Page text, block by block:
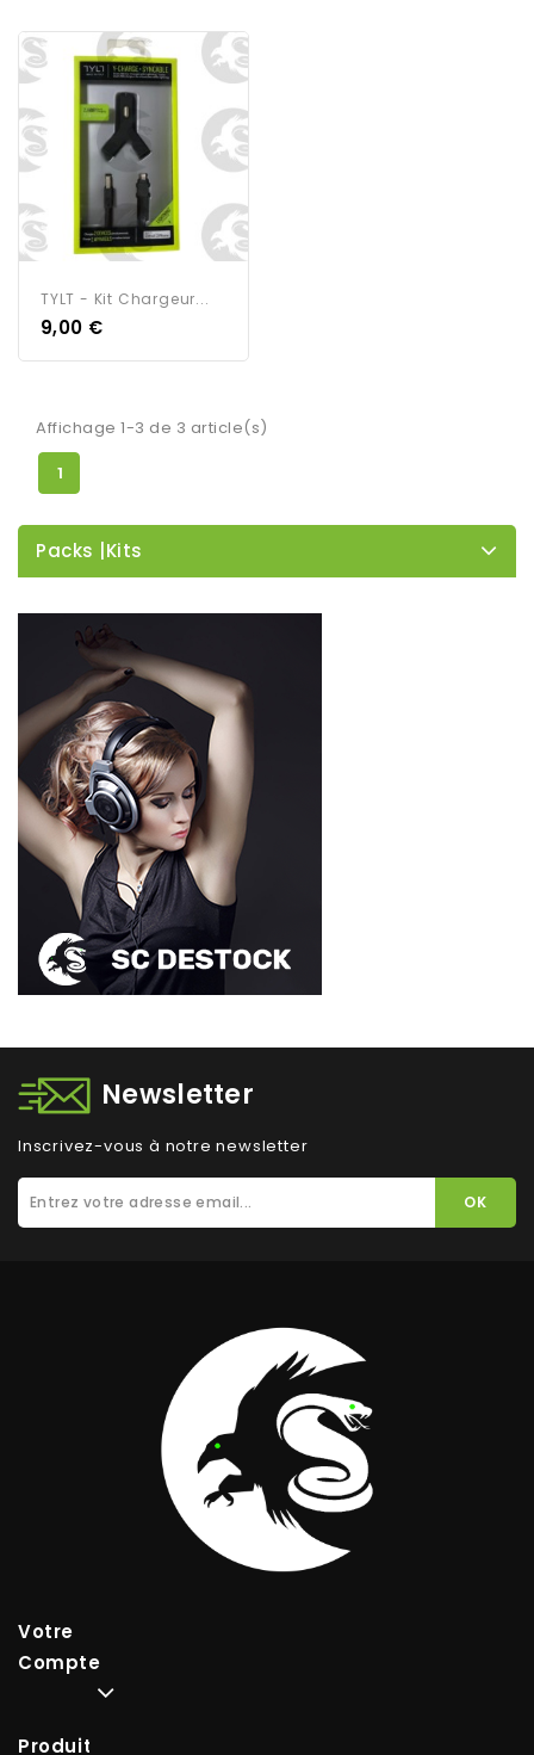
TYLT - Kit Chargeur...
9,00 €
Affichage 1-3 de 3 article(s)
1
Packs |Kits
Newsletter
Inscrivez-vous à notre newsletter
Votre
Compte
Produits